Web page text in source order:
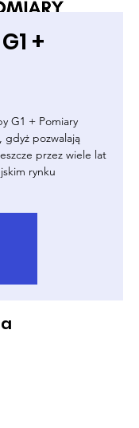
+
G1 + Pomiary
gdyż pozwalają
przez wiele lat
rynku